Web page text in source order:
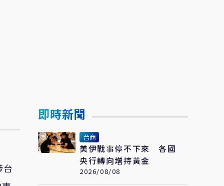
台
即時新聞
台商
美伊戰事停不下來 各國
央行轉向增持黃金
2026/08/08